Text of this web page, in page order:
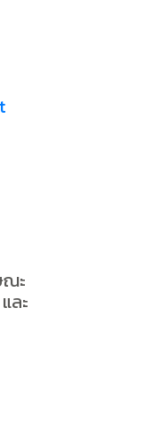
ณะ
ละ